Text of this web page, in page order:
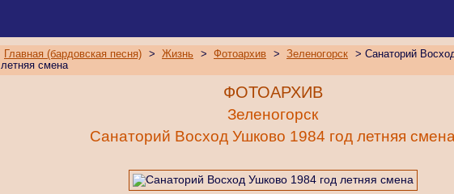
Главная (бардовская песня) > Жизнь > Фотоархив > Зеленогорск
> Санаторий
летняя смена
ФОТОАРХИВ
Зеленогорск
Санаторий Восход Ушково 1984 год летняя смена